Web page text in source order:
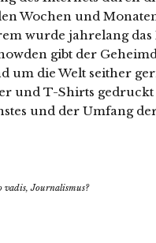
Wochen und
wurde jahrelang
gibt der
um die Welt seither
und T-Shirts
und der Umfang
vadis, Journalismus?